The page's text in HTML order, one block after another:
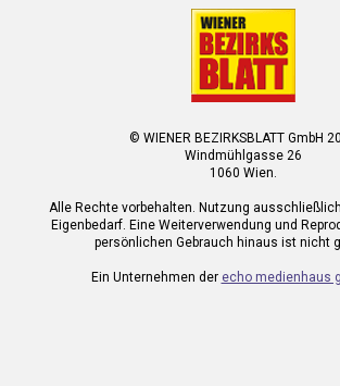
© WIENER BEZIRKSBLATT GmbH
Windmühlgasse 26
1060 Wien.
Alle Rechte vorbehalten. Nutzung
Eigenbedarf. Eine Weiterverwendung und
persönlichen Gebrauch hinaus ist nicht
Ein Unternehmen der echo medienhaus